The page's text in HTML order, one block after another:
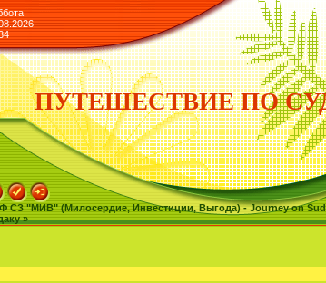
ПУТЕШЕСТВИЕ ПО
СЗ "МИВ" (Милосердие, Инвестиции, Выгода) - Journey on
»